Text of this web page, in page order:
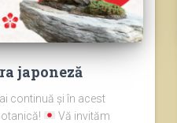
japoneză
continuă și în acest
Vă invităm